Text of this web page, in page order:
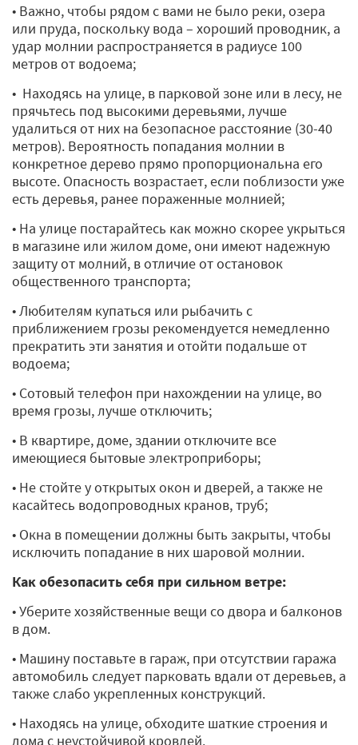
• Важно, чтобы рядом с вами не было реки, озера
или пруда, поскольку вода – хороший проводник, а
удар молнии распространяется в радиусе 100
метров от водоема;
• Находясь на улице, в парковой зоне или в лесу, не
прячьтесь под высокими деревьями, лучше
удалиться от них на безопасное расстояние (30-40
метров). Вероятность попадания молнии в
конкретное дерево прямо пропорциональна его
высоте. Опасность возрастает, если поблизости уже
есть деревья, ранее пораженные молнией;
• На улице постарайтесь как можно скорее укрыться
в магазине или жилом доме, они имеют надежную
защиту от молний, в отличие от остановок
общественного транспорта;
• Любителям купаться или рыбачить с
приближением грозы рекомендуется немедленно
прекратить эти занятия и отойти подальше от
водоема;
• Сотовый телефон при нахождении на улице, во
время грозы, лучше отключить;
• В квартире, доме, здании отключите все
имеющиеся бытовые электроприборы;
• Не стойте у открытых окон и дверей, а также не
касайтесь водопроводных кранов, труб;
• Окна в помещении должны быть закрыты, чтобы
исключить попадание в них шаровой молнии.
Как обезопасить себя при сильном ветре:
• Уберите хозяйственные вещи со двора и балконов
в дом.
• Машину поставьте в гараж, при отсутствии гаража
автомобиль следует парковать вдали от деревьев, а
также слабо укрепленных конструкций.
• Находясь на улице, обходите шаткие строения и
дома с неустойчивой кровлей.